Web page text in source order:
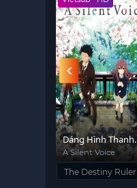
Mob Psycho 100
モブサイコ100 III
The Destiny Ruler